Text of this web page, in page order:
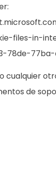
files-in-
78de-
cualquier
de